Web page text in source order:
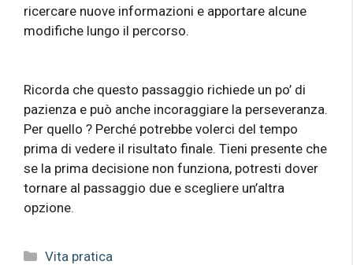
ricercare nuove informazioni e apportare alcune
modifiche lungo il percorso.
Ricorda che questo passaggio richiede un po’ di
pazienza e può anche incoraggiare la perseveranza.
Per quello ? Perché potrebbe volerci del tempo
prima di vedere il risultato finale. Tieni presente che
se la prima decisione non funziona, potresti dover
tornare al passaggio due e scegliere un’altra
opzione.
Categorie
Vita pratica